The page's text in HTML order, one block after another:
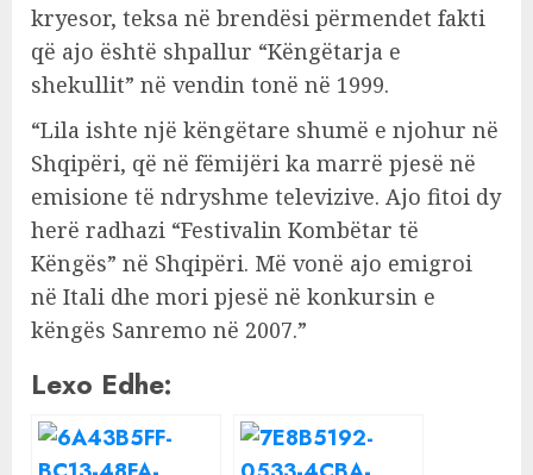
kryesor, teksa në brendësi përmendet fakti
që ajo është shpallur “Këngëtarja e
shekullit” në vendin tonë në 1999.
“Lila ishte një këngëtare shumë e njohur në
Shqipëri, që në fëmijëri ka marrë pjesë në
emisione të ndryshme televizive. Ajo fitoi dy
herë radhazi “Festivalin Kombëtar të
Këngës” në Shqipëri. Më vonë ajo emigroi
në Itali dhe mori pjesë në konkursin e
këngës Sanremo në 2007.”
Lexo Edhe: